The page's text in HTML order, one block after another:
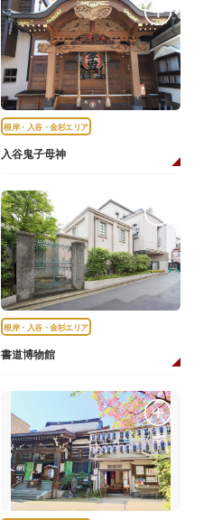
根岸・入谷・金杉エリア
入谷鬼子母神
根岸・入谷・金杉エリア
書道博物館